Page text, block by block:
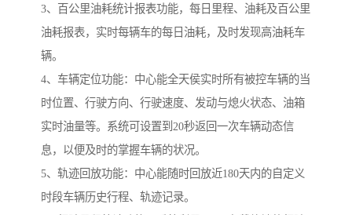
3、百公里油耗统计报表功能，每日里程、油耗及百公里
油耗报表，实时每辆车的每日油耗，及时发现高油耗车
辆。
4、车辆定位功能：中心能全天侯实时所有被控车辆的当
时位置、行驶方向、行驶速度、发动与熄火状态、油箱
实时油量等。系统可设置到20秒返回一次车辆动态信
息，以便及时的掌握车辆的状况。
5、轨迹回放功能：中心能随时回放近180天内的自定义
时段车辆历史行程、轨迹记录。